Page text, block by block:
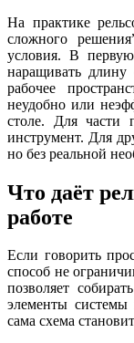
На практике
сложного
условия. В
наращивать длину
рабочее
неудобно или
столе. Для части
инструмент. Для
но без реальной
Что даёт
работе
Если говорить
способ не
позволяет
элементы системы
сама схема